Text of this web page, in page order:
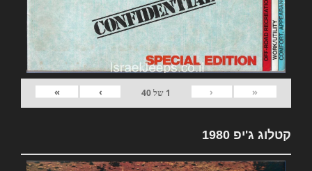
«
‹
1 של40
›
»
קטלוג ג'יפ 1980